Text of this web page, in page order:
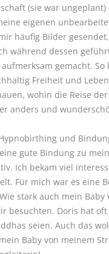
(sie war
eigenen
häufig Bilder
während dessen
gemacht.
Freiheit und
wohin die Reise
anders und
und
gute Bindung zu
Ich bekam viel
Für mich war es eine
stark auch mein
Doris hat oft
seien. Auch das
Baby von meinem